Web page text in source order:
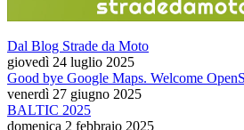
Dal Blog Strade da Moto
giovedì 24 luglio 2025
Good bye Google Maps. Welcome
venerdì 27 giugno 2025
BALTIC 2025
domenica 2 febbraio 2025